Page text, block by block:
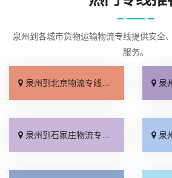
泉州到各城市货物运输物流专线提供安全
服务。
泉州到北京物流专线_几天到达「按时送达」 泉州
泉州到石家庄物流专线_无需中转「来电咨询」 泉州到